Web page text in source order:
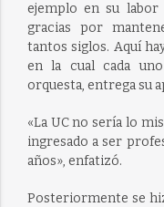
ejemplo en su labor
gracias por
tantos siglos. Aquí
en la cual cada
orquesta, entrega su
«La UC no sería lo
ingresado a ser
años», enfatizó.
Posteriormente se